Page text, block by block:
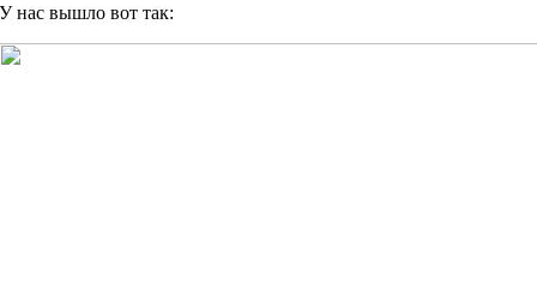
У нас вышло вот так: